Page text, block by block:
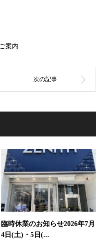
ご案内
臨時休業のお知らせ2026年7月
4日(土)・5日(...